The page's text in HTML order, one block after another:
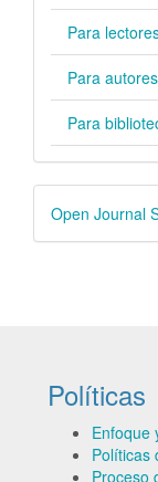
Para
Para
Para
por
Open Journal
Políticas
Enfoque
Políticas
Proceso